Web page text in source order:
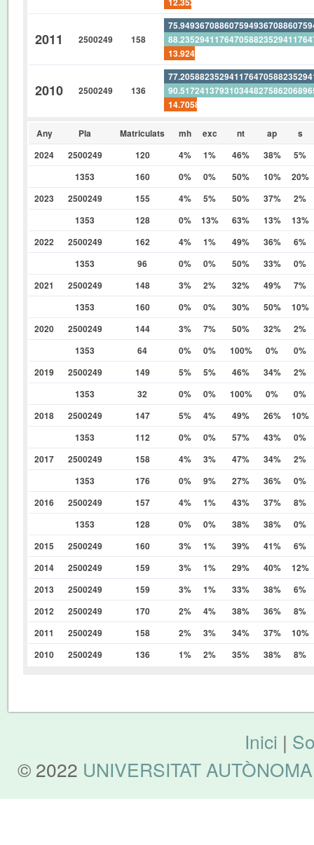
2011 2500249 158
2010 2500249 136
Any Pla Matriculats mh exc nt ap
s
2024
2500249 120 4% 1% 46% 38%
5%
1353
160 0% 0% 50% 10%
20%
2023
2500249 155 4% 5% 50% 37%
2%
1353
128 0% 13% 63% 13%
13%
2022
2500249 162 4% 1% 49% 36%
6%
1353
96 0% 0% 50% 33%
0%
2021
2500249 148 3% 2% 32% 49%
7%
1353
160 0% 0% 30% 50%
10%
2020
2500249 144 3% 7% 50% 32%
2%
1353
64 0% 0% 100% 0%
0%
2019
2500249 149 5% 5% 46% 34%
2%
1353
32 0% 0% 100% 0%
0%
2018
2500249 147 5% 4% 49% 26%
10%
1353
112 0% 0% 57% 43%
0%
2017
2500249 158 4% 3% 47% 34%
2%
1353
176 0% 9% 27% 36%
0%
2016
2500249 157 4% 1% 43% 37%
8%
1353
128 0% 0% 38% 38%
0%
2015
2500249 160 3% 1% 39% 41%
6%
2014
2500249 159 3% 1% 29% 40%
12%
2013
2500249 159 3% 1% 33% 38%
6%
2012
2500249 170 2% 4% 38% 36%
8%
2011
2500249 158 2% 3% 34% 37%
10%
2010
2500249 136 1% 2% 35% 38% 8%
Inici |
© 2022 UNIVERSITAT